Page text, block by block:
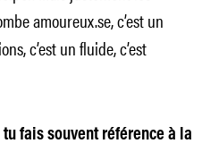
amoureux.se, c’est un
c’est un fluide, c’est
fais souvent référence à la